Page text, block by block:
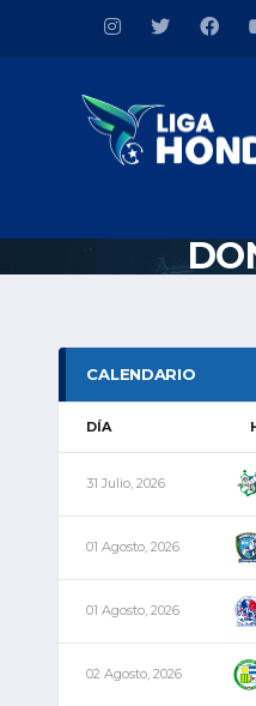
CALENDARIO
DÍA
31 Julio, 2026
01 Agosto, 2026
01 Agosto, 2026
02 Agosto, 2026